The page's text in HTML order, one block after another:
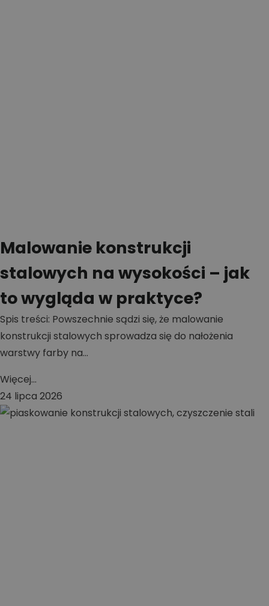
Malowanie konstrukcji
stalowych na wysokości – jak
to wygląda w praktyce?
Spis treści: Powszechnie sądzi się, że malowanie
konstrukcji stalowych sprowadza się do nałożenia
warstwy farby na...
Więcej...
24 lipca 2026